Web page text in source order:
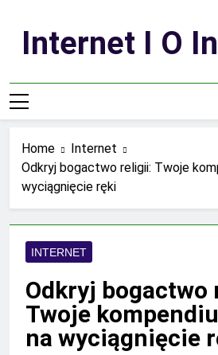
contentInternet I O
Home
Internet
Odkryj bogactwo religii: Twoje
wyciągnięcie ręki
INTERNET
Odkryj bogactwo
Twoje
na wyciągnięcie